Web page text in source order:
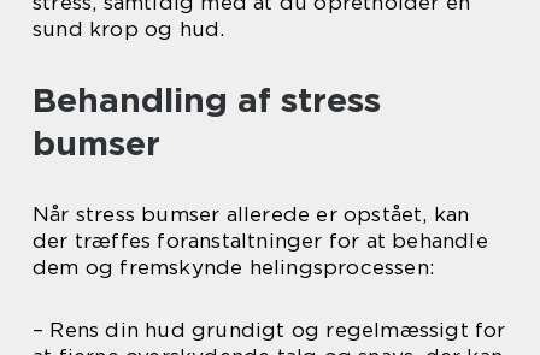
sund krop og hud.
Behandling af stress
bumser
Når stress bumser allerede er opstået, kan
der træffes foranstaltninger for at behandle
dem og fremskynde helingsprocessen:
– Rens din hud grundigt og regelmæssigt for